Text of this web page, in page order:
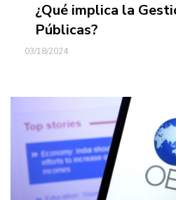
¿Qué implica la
Públicas?
03/18/2024